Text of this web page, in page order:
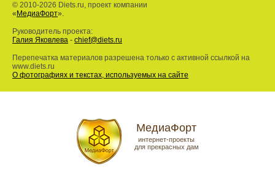
© 2010-2026 Diets.ru, проект компании
« МедиаФорт».
Руководитель проекта:
Галия Яковлева - chief@diets.ru
Перепечатка материалов разрешена только с активной ссылкой на
www.diets.ru
О фотографиях и текстах, используемых на сайте
МедиаФорт
интернет-проекты
для прекрасных дам